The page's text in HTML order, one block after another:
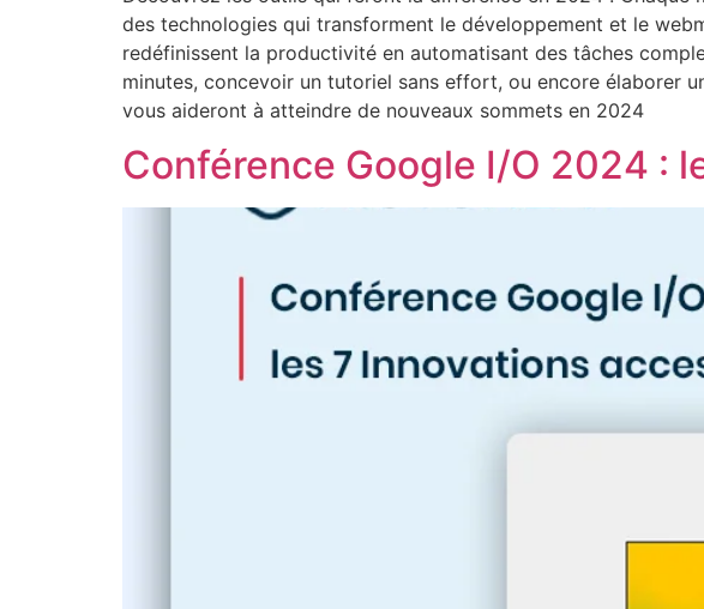
des technologies qui transforment le développement et le
redéfinissent la productivité en automatisant des tâches
minutes, concevoir un tutoriel sans effort, ou encore élaborer
vous aideront à atteindre de nouveaux sommets en 2024
Conférence Google I/O 2024 :